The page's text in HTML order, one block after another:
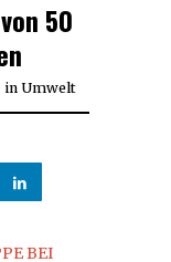
50
in Umwelt
BEI